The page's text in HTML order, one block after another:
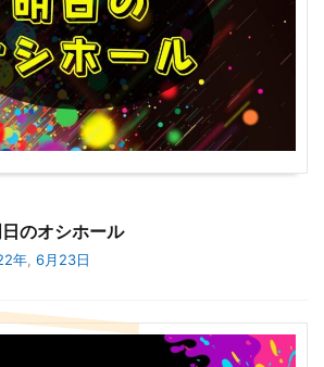
のオシホール
年 6月23日